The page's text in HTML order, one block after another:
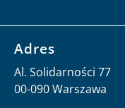
Adres
Al. Solidarności 77
00-090 Warszawa